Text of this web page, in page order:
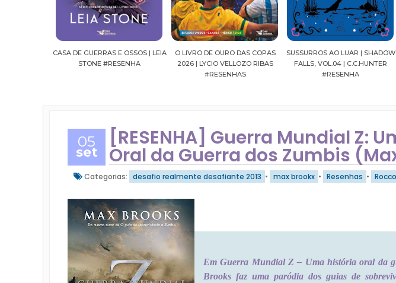
O LIVRO DE OURO DAS COPAS
2026 | LYCIO VELLOZO RIBAS
SUSSURROS AO LUAR | SHADOW
FALLS, VOL.04 | C.C.HUNTER
#RESENHA
CONFIANÇA | AS IRMÃS
SHACKLEFORD – VOL. 03 |
BEVERLEY WATTS #RESENHA
05
set
[RESENHA] Guerra Mundial Z:
Oral da Guerra dos Zumbis
Categorias: desafio realmente desafiante 2013 • max brookx • Resenhas • Rocco
Em Guerra Mundial Z – Uma história oral da
Brooks faz uma paródia dos guias de